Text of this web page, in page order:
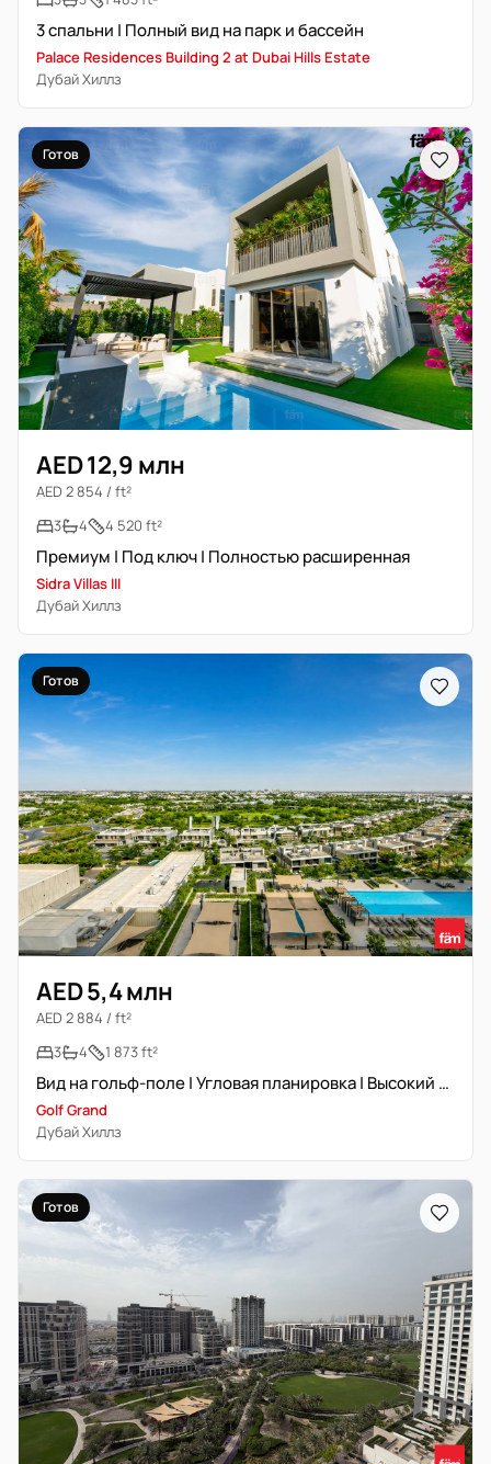
3 спальни | Полный вид на парк и бассейн
Palace Residences Building 2 at Dubai Hills Estate
Дубай Хиллз
Готов
AED 12,9 млн
AED 2 854 / ft²
3
4 4 520 ft²
Премиум | Под ключ | Полностью расширенная
Sidra Villas III
Дубай Хиллз
Готов
AED 5,4 млн
AED 2 884 / ft²
3
4 1 873 ft²
Вид на гольф-поле | Угловая планировка | Высокий этаж | Новостройка
Golf Grand
Дубай Хиллз
Готов